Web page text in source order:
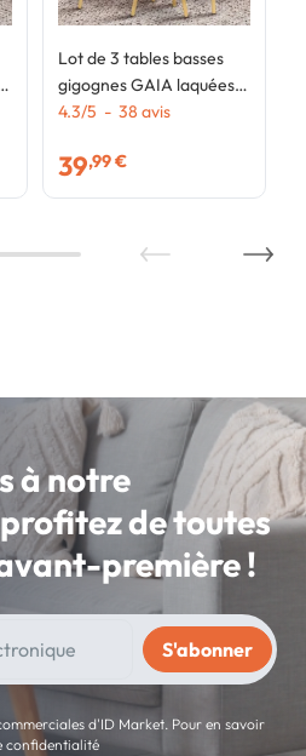
Lot de 3 tables basses
gigognes GAIA laquées
blanc gris scandinave
4.3/5 - 38 avis
39,99 €
à notre
de toutes
première !
d'ID Market. Pour en savoir
confidentialité